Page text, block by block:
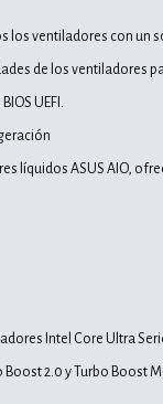
los ventiladores con un
de los ventiladores
UEFI.
líquidos ASUS AIO,
Intel Core Ultra
2.0 y Turbo Boost